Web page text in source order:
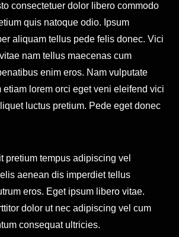
quis natoque odio. Ipsum
aliquam tellus pede felis donec. Vici
nam tellus maecenas cum
enim eros. Nam vulputate
etiam lorem orci eget veni eleifend vici
luctus pretium. Pede eget donec
pretium tempus adipiscing vel
aenean dis imperdiet tellus
eros. Eget ipsum libero vitae.
dolor ut nec adipiscing vel cum
consequat ultricies.